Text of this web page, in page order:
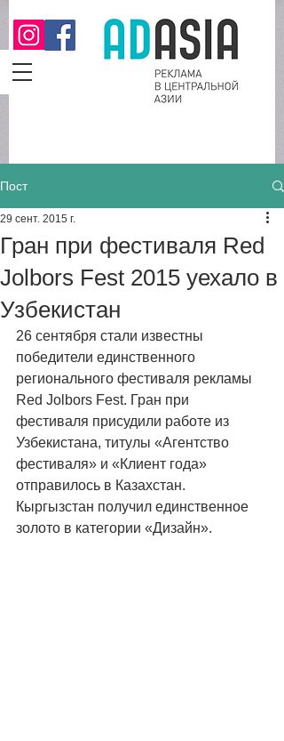
Пост
Гран при фестиваля Red
Jolbors Fest 2015 уехало в
Узбекистан
29 сент. 2015 г.
26 сентября стали известны
победители единственного
регионального фестиваля рекламы
Red Jolbors Fest. Гран при
фестиваля присудили работе из
Узбекистана, титулы «Агентство
фестиваля» и «Клиент года»
отправилось в Казахстан.
Кыргызстан получил единственное
золото в категории «Дизайн».